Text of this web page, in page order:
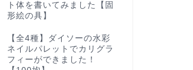
ト体を書いてみました【固
形絵の具】
【全4種】ダイソーの水彩
ネイルパレットでカリグラ
フィーができました！